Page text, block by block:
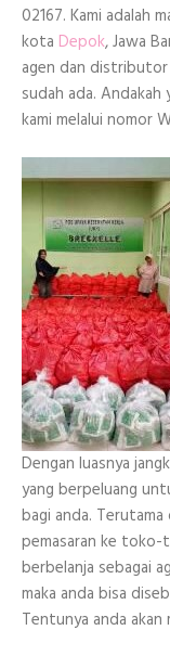
02167. Kami adalah
kota Depok, Jawa
agen dan distributor
sudah ada. Andakah
kami melalui nomor
Dengan luasnya
yang berpeluang
bagi anda.
pemasaran ke
berbelanja sebagai
maka anda bisa
Tentunya anda